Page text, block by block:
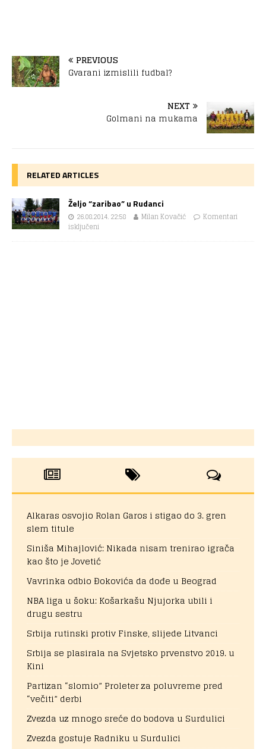
PREVIOUS
Gvarani izmislili fudbal?
NEXT
Golmani na mukama
RELATED ARTICLES
Željo “zaribao” u Rudanci
26.08.2014. 22:58 Milan Kovačić
Komentari
isključeni
Alkaras osvojio Rolan Garos i stigao do 3. gren
slem titule
Siniša Mihajlović: Nikada nisam trenirao igrača
kao što je Jovetić
Vavrinka odbio Đokovića da dođe u Beograd
NBA liga u šoku: Košarkašu Njujorka ubili i
drugu sestru
Srbija rutinski protiv Finske, slijede Litvanci
Srbija se plasirala na Svjetsko prvenstvo 2019. u
Kini
Partizan “slomio” Proleter za poluvreme pred
“večiti” derbi
Zvezda uz mnogo sreće do bodova u Surdulici
Zvezda gostuje Radniku u Surdulici